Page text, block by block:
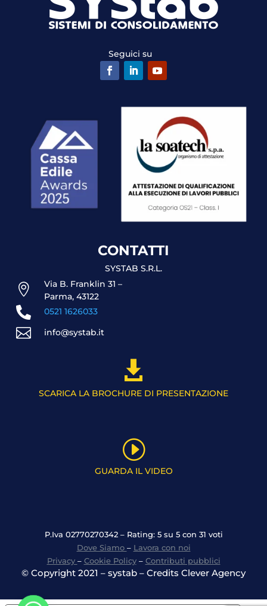
Seguici su
CONTATTI
SYSTAB S.R.L.

Via B. Franklin 31 –
Parma, 43122
 0521 1626033
 info@systab.it

SCARICA LA BROCHURE DI PRESENTAZIONE
I
GUARDA IL VIDEO
P.Iva 02770270342 – Rating: 5 su 5 con 31 voti
Dove Siamo – Lavora con noi
Privacy – Cookie Policy– Contributi pubblici
© Copyright 2021 – systab – Credits Clever Agency